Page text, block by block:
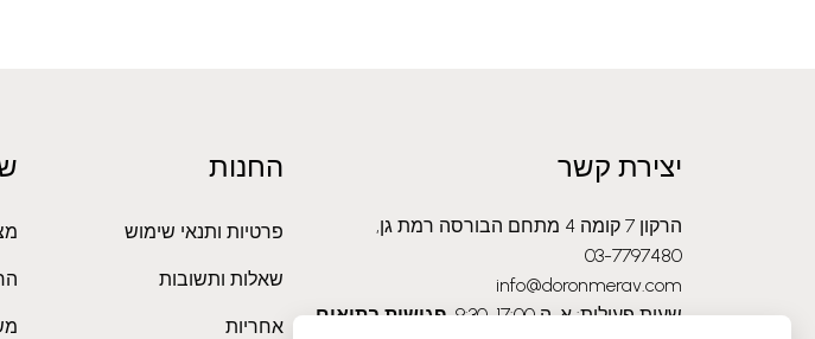
יצירת קשר
הרקון 7 קומה 4 מתחם הבורסה רמת גן,
03-7797480
info@doronmerav.com
שעות פעילות: א-ה 9:30-17:00
פגישות בתיאום
החנות
פרטיות ותנאי שימוש
שאלות ותשובות
אחריות